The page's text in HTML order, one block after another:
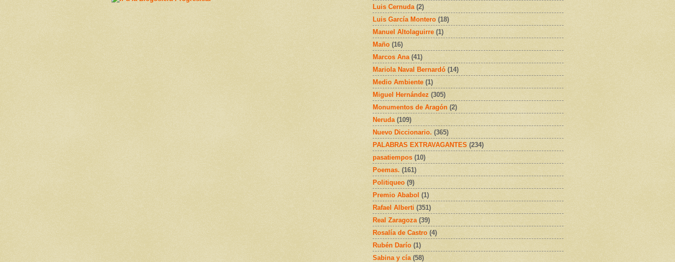
Luis Cernuda (2)
Luis García Montero (18)
Manuel Altolaguirre (1)
Maño (16)
Marcos Ana (41)
Mariola Naval Bernardó (14)
Medio Ambiente (1)
Miguel Hernández (305)
Monumentos de Aragón (2)
Neruda (109)
Nuevo Diccionario. (365)
PALABRAS EXTRAVAGANTES (234)
pasatiempos (10)
Poemas. (161)
Politiqueo (9)
Premio Ababol (1)
Rafael Alberti (351)
Real Zaragoza (39)
Rosalía de Castro (4)
Rubén Darío (1)
Sabina y cía (58)